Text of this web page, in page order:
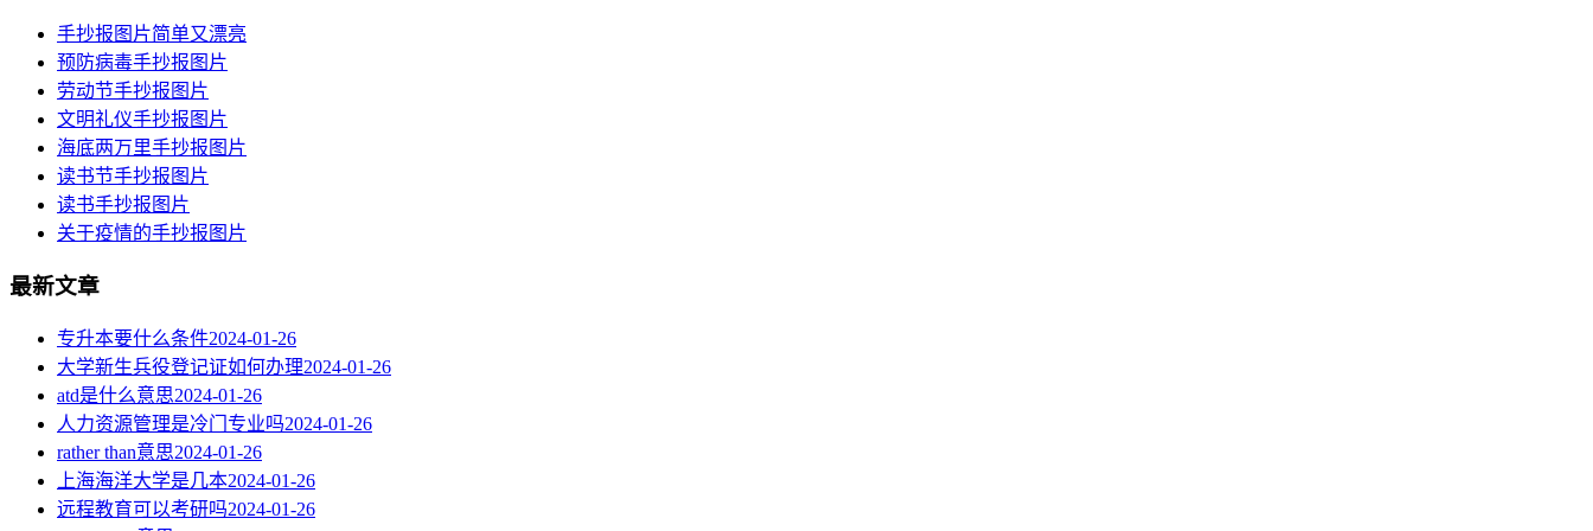
手抄报图片简单又漂亮
预防病毒手抄报图片
劳动节手抄报图片
文明礼仪手抄报图片
海底两万里手抄报图片
读书节手抄报图片
读书手抄报图片
关于疫情的手抄报图片
最新文章
专升本要什么条件2024-01-26
大学新生兵役登记证如何办理2024-01-26
atd是什么意思2024-01-26
人力资源管理是冷门专业吗2024-01-26
rather than意思2024-01-26
上海海洋大学是几本2024-01-26
远程教育可以考研吗2024-01-26